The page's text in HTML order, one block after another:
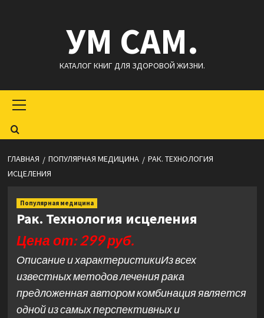
УМ САМ.
КАТАЛОГ КНИГ ДЛЯ ЗДОРОВОЙ ЖИЗНИ.
меню
ГЛАВНАЯ ПОПУЛЯРНАЯ МЕДИЦИНА
РАК. ТЕХНОЛОГИЯ
ИСЦЕЛЕНИЯ
Популярная медицина
Рак. Технология исцеления
Цена от: 299 руб.
Описание и характеристикиИз всех
известных методов лечения рака
предложенная автором комбинация является
одной из самых перспективных и